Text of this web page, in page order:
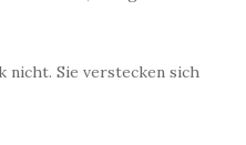
nicht. Sie verstecken sich